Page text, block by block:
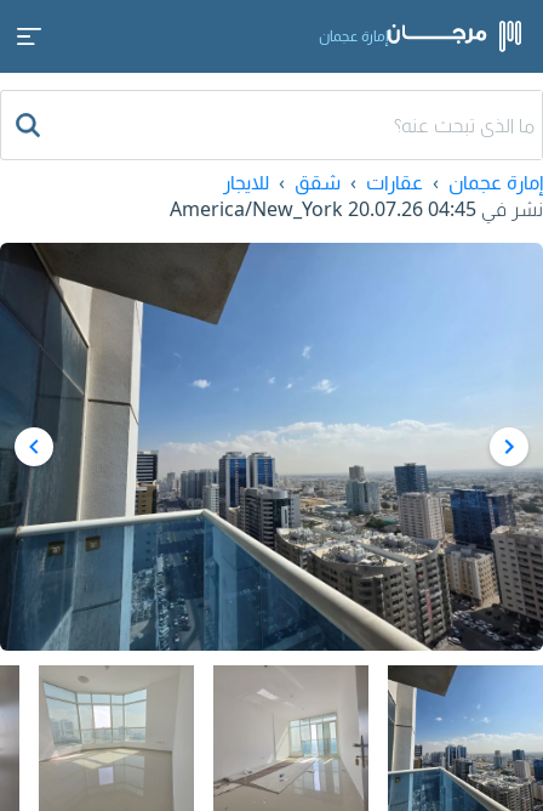
إمارة عجمان
إمارة عجمان عقارات شقق
للايجار
نشر في 20.07.26 04:45